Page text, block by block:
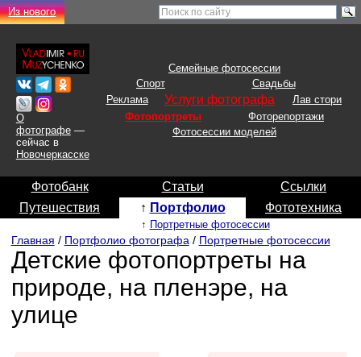
Из нового
О
фотографе—
сейчас в
Новочеркасске
Семейные фотосессии
Спорт
Свадьбы
Реклама
Услуги фотографа
Лав стори
Фотопортреты
Фоторепортажи
Фотосессии моделей
Фотобанк Статьи
Ссылки
Путешествия
↑ Портфолио
↑ Портретные фотосессии
Фототехника
Главная / Портфолио фотографа/ Портретные фотосессии
Детские фотопортреты на
природе, на пленэре, на
улице